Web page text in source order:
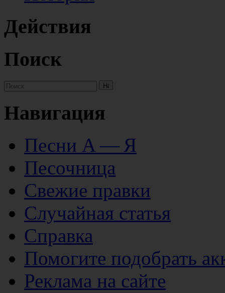
Действия
Поиск
Навигация
Песни А — Я
Песочница
Свежие правки
Случайная статья
Справка
Помогите подобрать
Реклама на сайте